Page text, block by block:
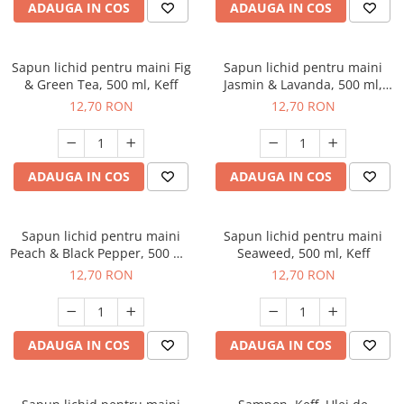
ADAUGA IN COS ADAUGA IN COS
Sapun lichid pentru maini Fig
& Green Tea, 500 ml, Keff
12,70 RON
ADAUGA IN COS
Sapun lichid pentru maini
Jasmin & Lavanda, 500 ml,
Keff
12,70 RON
ADAUGA IN COS
Sapun lichid pentru maini
Peach & Black Pepper, 500 ml,
Keff
12,70 RON
ADAUGA IN COS
Sapun lichid pentru maini
Seaweed, 500 ml, Keff
12,70 RON
ADAUGA IN COS